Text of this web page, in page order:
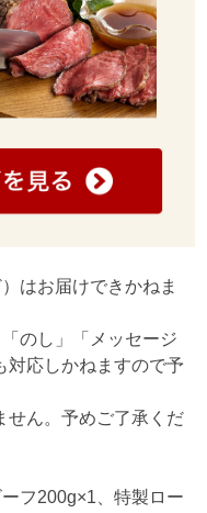
はお届けできかねま
のし」「メッセージ
対応しかねますので予
せん。予めご了承くだ
フ200g×1、特製ロー